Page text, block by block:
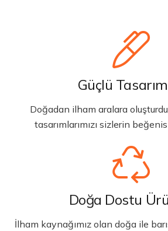
Güçlü
Doğadan ilham aralara
tasarımlarımızı sizlerin
Doğa Dostu
İlham kaynağımız olan doğa ile